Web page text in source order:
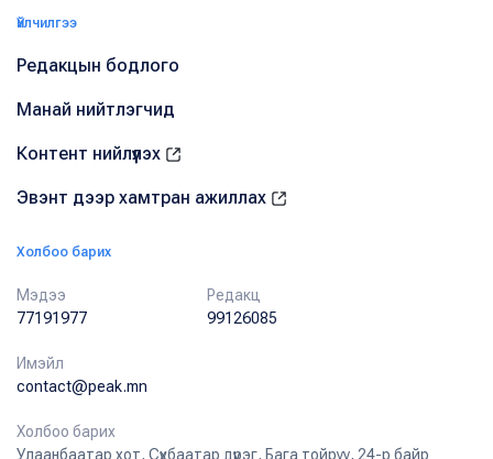
Үйлчилгээ
Редакцын бодлого
Манай нийтлэгчид
Контент нийлүүлэх
Эвэнт дээр хамтран ажиллах
Холбоо барих
Мэдээ
77191977
Редакц
99126085
Имэйл
contact@peak.mn
Холбоо барих
Улаанбаатар хот, Сүхбаатар дүүрэг, Бага тойруу, 24-р байр